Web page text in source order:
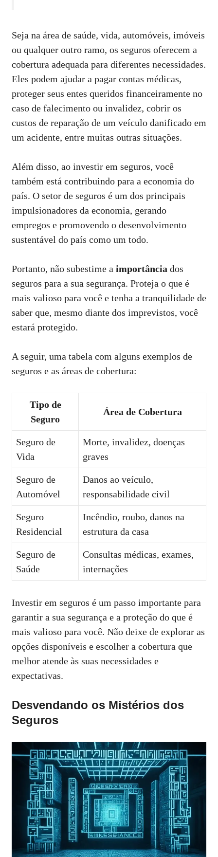
Seja na área de saúde, vida, automóveis, imóveis
ou qualquer outro ramo, os seguros oferecem a
cobertura adequada para diferentes necessidades.
Eles podem ajudar a pagar contas médicas,
proteger seus entes queridos financeiramente no
caso de falecimento ou invalidez, cobrir os
custos de reparação de um veículo danificado em
um acidente, entre muitas outras situações.
Além disso, ao investir em seguros, você
também está contribuindo para a economia do
país. O setor de seguros é um dos principais
impulsionadores da economia, gerando
empregos e promovendo o desenvolvimento
sustentável do país como um todo.
Portanto, não subestime a importância dos
seguros para a sua segurança. Proteja o que é
mais valioso para você e tenha a tranquilidade de
saber que, mesmo diante dos imprevistos, você
estará protegido.
A seguir, uma tabela com alguns exemplos de
seguros e as áreas de cobertura:
Tipo de
Seguro
Área de Cobertura
Seguro de
Vida
Morte, invalidez, doenças
graves
Seguro de
Automóvel
Danos ao veículo,
responsabilidade civil
Seguro
Residencial
Incêndio, roubo, danos na
estrutura da casa
Seguro de
Saúde
Consultas médicas, exames,
internações
Investir em seguros é um passo importante para
garantir a sua segurança e a proteção do que é
mais valioso para você. Não deixe de explorar as
opções disponíveis e escolher a cobertura que
melhor atende às suas necessidades e
expectativas.
Desvendando os Mistérios dos
Seguros